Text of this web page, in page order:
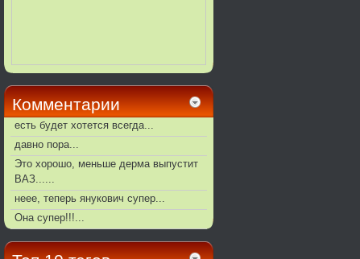
Комментарии
есть будет хотется всегда...
давно пора...
Это хорошо, меньше дерма выпустит
ВАЗ......
неее, теперь янукович супер...
Она супер!!!...